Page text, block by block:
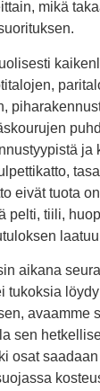
mikä
ja
eivät tuota
pelti, tiili,
aikana
tukoksia
avaamme
sen
osat